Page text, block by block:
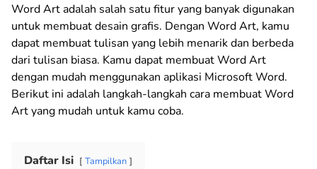
Word Art adalah salah satu fitur yang banyak digunakan
untuk membuat desain grafis. Dengan Word Art, kamu
dapat membuat tulisan yang lebih menarik dan berbeda
dari tulisan biasa. Kamu dapat membuat Word Art
dengan mudah menggunakan aplikasi Microsoft Word.
Berikut ini adalah langkah-langkah cara membuat Word
Art yang mudah untuk kamu coba.
Daftar Isi Tampilkan